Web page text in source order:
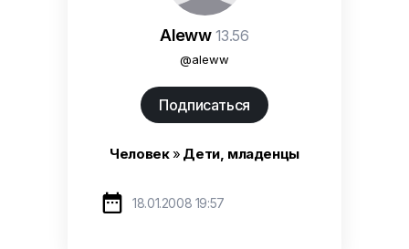
Aleww 13.56
@aleww
Подписаться
Человек» Дети, младенцы
 18.01.2008 19:57